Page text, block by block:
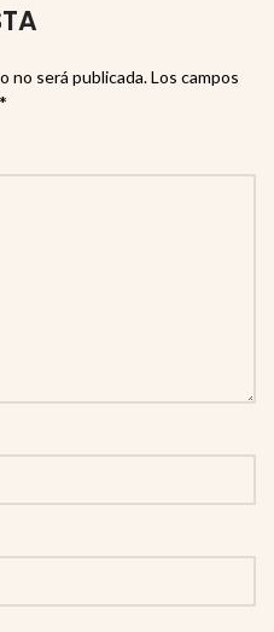
no será publicada.Los campos
*